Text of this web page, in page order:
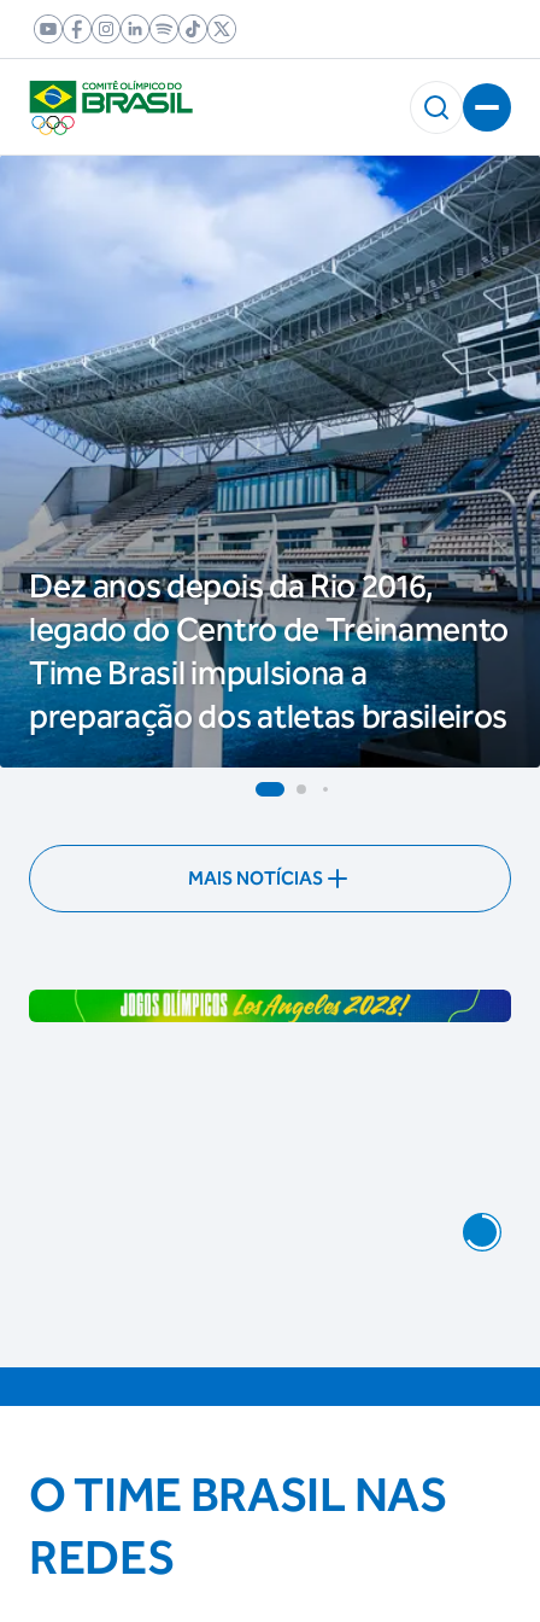
Dez anos depois da Rio 2016,
legado do Centro de Treinamento
Time Brasil impulsiona a
preparação dos atletas brasileiros
MAIS NOTÍCIAS
O TIME BRASIL NAS
REDES